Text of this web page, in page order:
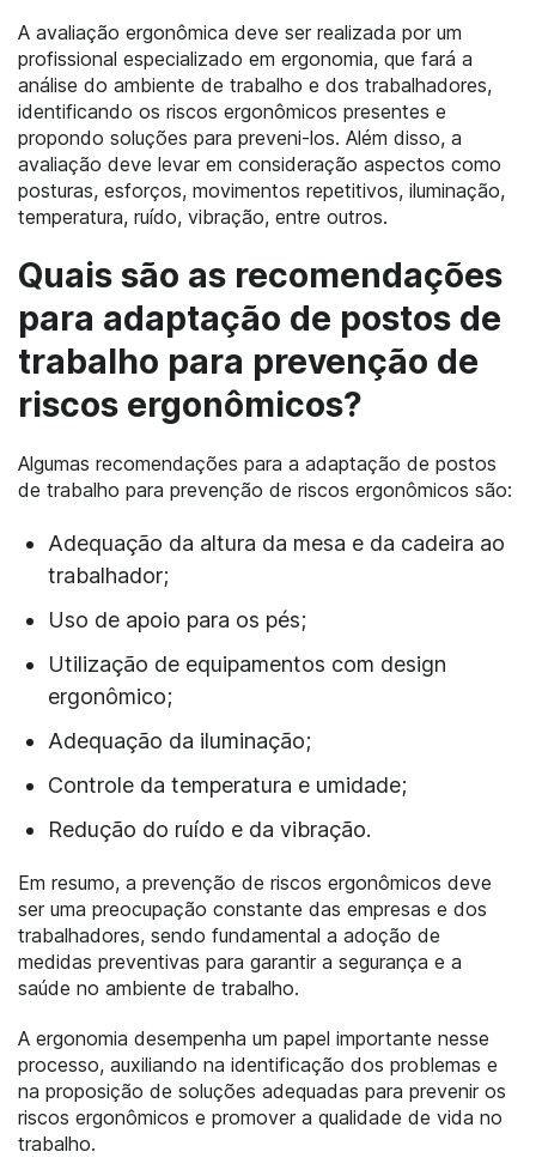
A avaliação ergonômica deve ser realizada por um
profissional especializado em ergonomia, que fará a
análise do ambiente de trabalho e dos trabalhadores,
identificando os riscos ergonômicos presentes e
propondo soluções para preveni-los. Além disso, a
avaliação deve levar em consideração aspectos como
posturas, esforços, movimentos repetitivos, iluminação,
temperatura, ruído, vibração, entre outros.
Quais são as recomendações
para adaptação de postos de
trabalho para prevenção de
riscos ergonômicos?
Algumas recomendações para a adaptação de postos
de trabalho para prevenção de riscos ergonômicos são:
Adequação da altura da mesa e da cadeira ao
trabalhador;
Uso de apoio para os pés;
Utilização de equipamentos com design
ergonômico;
Adequação da iluminação;
Controle da temperatura e umidade;
Redução do ruído e da vibração.
Em resumo, a prevenção de riscos ergonômicos deve
ser uma preocupação constante das empresas e dos
trabalhadores, sendo fundamental a adoção de
medidas preventivas para garantir a segurança e a
saúde no ambiente de trabalho.
A ergonomia desempenha um papel importante nesse
processo, auxiliando na identificação dos problemas e
na proposição de soluções adequadas para prevenir os
riscos ergonômicos e promover a qualidade de vida no
trabalho.